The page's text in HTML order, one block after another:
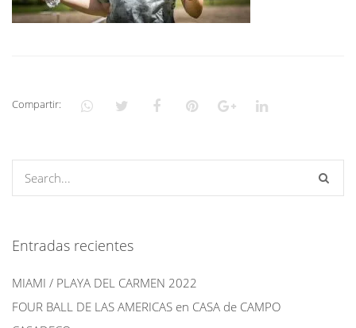
Compartir:
Entradas recientes
MIAMI / PLAYA DEL CARMEN 2022
FOUR BALL DE LAS AMERICAS en CASA de CAMPO